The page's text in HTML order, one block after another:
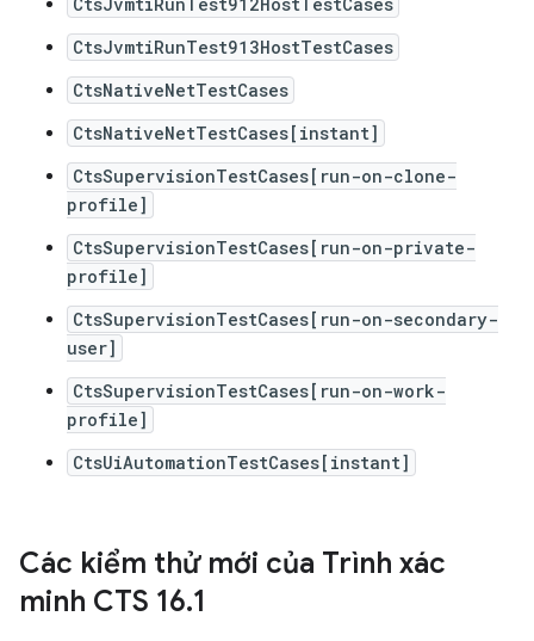
CtsJvmtiRunTest913HostTestCases
CtsNativeNetTestCases
CtsNativeNetTestCases[instant]
CtsSupervisionTestCases[run-on-clone-
profile]
CtsSupervisionTestCases[run-on-private-
profile]
CtsSupervisionTestCases[run-on-secondary-
user]
CtsSupervisionTestCases[run-on-work-
profile]
CtsUiAutomationTestCases[instant]
Các kiểm thử mới của Trình xác
minh CTS 16.1